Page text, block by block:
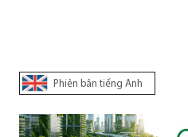
Phiên bản tiếng Anh